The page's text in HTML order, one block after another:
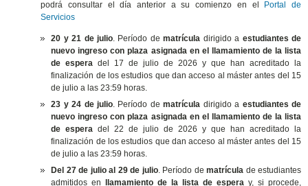
podrá consultar el día anterior a su comienzo en el Portal de
Servicios
20 y 21 de julio. Período dematrícula dirigido a estudiantes de
nuevo ingreso con plaza asignada en el llamamiento de la lista
de esperadel 17 de julio de 2026 y que han acreditado la
finalización de los estudios que dan acceso al máster antes del 15
de julio a las 23:59 horas.
23 y 24 de julio. Período dematrícula dirigido a estudiantes de
nuevo ingreso con plaza asignada en el llamamiento de la lista
de esperadel 22 de julio de 2026 y que han acreditado la
finalización de los estudios que dan acceso al máster antes del 15
de julio a las 23:59 horas.
Del 27 de julio al 29 de julio. Período dematrícula de estudiantes
admitidos en llamamiento de la lista de espera y, si procede,